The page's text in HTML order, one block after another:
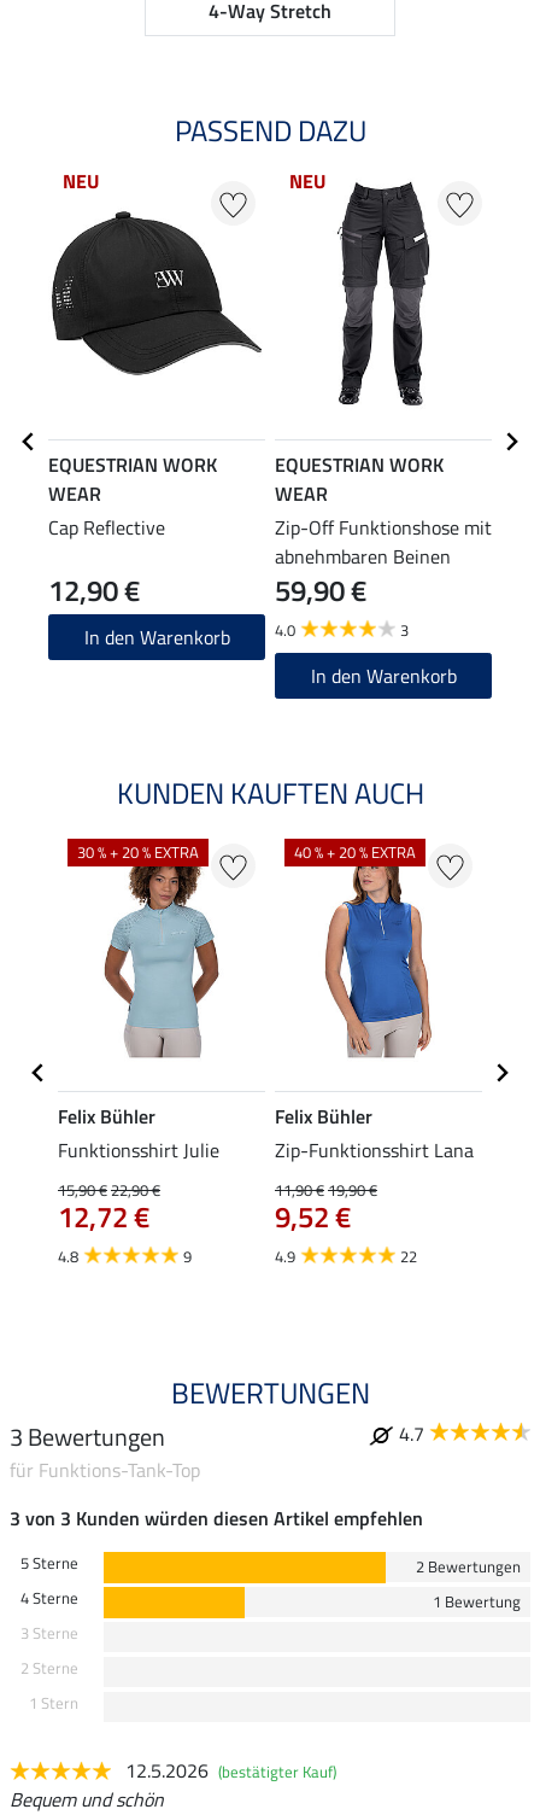
4-Way Stretch
PASSEND DAZU
NEU
EQUESTRIAN WORK
WEAR
Cap Reflective
12,90 €
In den Warenkorb
NEU
EQUESTRIAN WORK
WEAR
Zip-Off Funktionshose mit
abnehmbaren Beinen
59,90 €
4.0 3
In den Warenkorb
KUNDEN KAUFTEN AUCH
30 % + 20 % EXTRA
Felix Bühler
Funktionsshirt Julie
15,90 €22,90 €
12,72 €
4.8 9
40 % + 20 % EXTRA
Felix Bühler
Zip-Funktionsshirt Lana
11,90 €19,90 €
9,52 €
4.9 22
BEWERTUNGEN
3 Bewertungen
4.7
für Funktions-Tank-Top
3 von 3 Kunden würden diesen Artikel empfehlen
5 Sterne
2 Bewertungen
4 Sterne
1 Bewertung
3 Sterne
2 Sterne
1 Stern
12.5.2026 (bestätigter Kauf)
Bequem und schön